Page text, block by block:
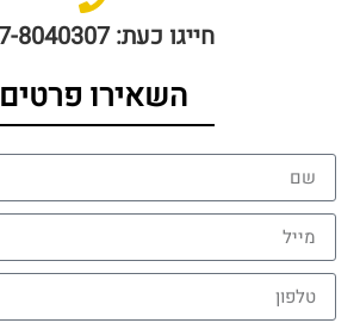
חייגו כעת: 077-8040307
השאירו פרטים